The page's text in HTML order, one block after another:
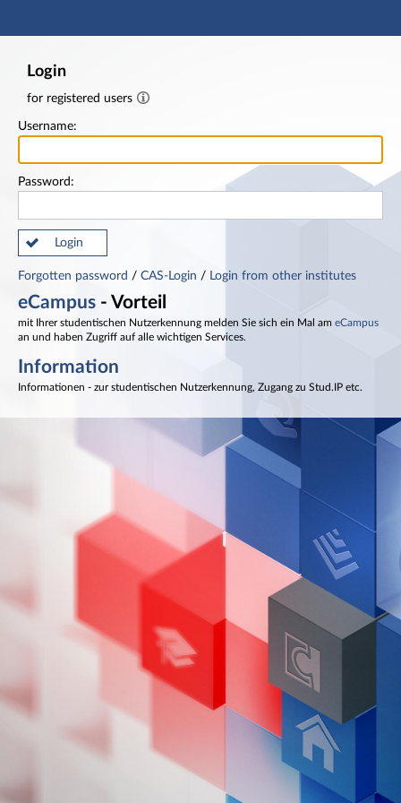
Main navigation
Login
for registered users
Username:
Password:
Login
Forgotten password / CAS-Login / Login from other institutes
eCampus - Vorteil
mit Ihrer studentischen Nutzerkennung melden Sie sich ein Mal am eCampus
an und haben Zugriff auf alle wichtigen Services.
Information
Informationen - zur studentischen Nutzerkennung, Zugang zu Stud.IP etc.